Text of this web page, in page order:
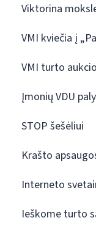
Viktorina
VMI kviečia į
VMI turto
Įmonių VDU
STOP šešėliui
Krašto
Interneto
Ieškome turto